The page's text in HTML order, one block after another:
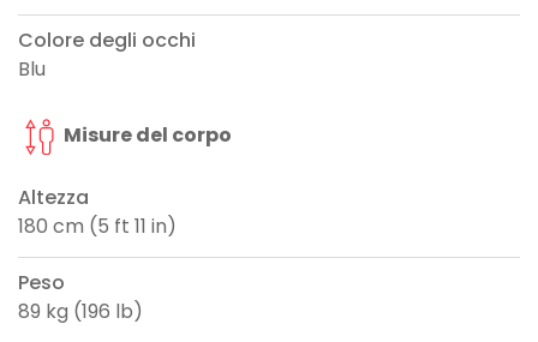
Colore degli occhi
Blu
Misure del corpo
Altezza
180 cm (5 ft 11 in)
Peso
89 kg (196 lb)